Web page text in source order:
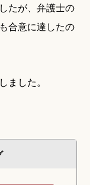
たが、弁護士の
合意に達したの
ました。